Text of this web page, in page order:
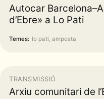
Autocar
d’Ebre» a Lo Pati
Temes: lo pati, amposta
TRANSMISSIÓ
Arxiu comunitari de